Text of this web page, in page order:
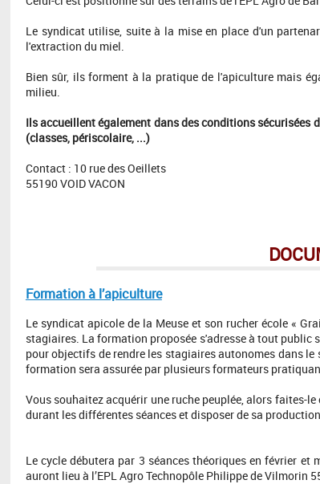
Le syndicat utilise, suite à la mise en place d'un
l'extraction du miel.
Bien sûr, ils forment à la pratique de l'apiculture mais
milieu.
Ils accueillent également dans des conditions sécurisées
(classes, périscolaire, ...)
Contact : 10 rue des Oeillets
55190 VOID VACON
Formation à l’apiculture
Le syndicat apicole de la Meuse et son rucher école «
stagiaires. La formation proposée s'adresse à tout
pour objectifs de rendre les stagiaires autonomes dans
formation sera assurée par plusieurs formateurs
Vous souhaitez acquérir une ruche peuplée, alors faites-
durant les différentes séances et disposer de sa
Le cycle débutera par 3 séances théoriques en février
auront lieu à l’EPL Agro Technopôle Philippe de Vilmorin